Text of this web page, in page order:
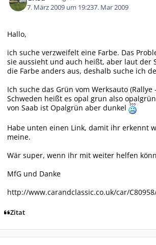
7. März 2009 um 19:237. Mar 2009
Hallo,
ich suche verzweifelt eine Farbe. Das
sie aussieht und auch heißt, aber laut der
die Farbe anders aus, deshalb suche ich
Ich suche das Grün vom Werksauto
Schweden heißt es opal grun also
von Saab ist Opalgrün aber dunkel
Habe unten einen Link, damit ihr erkennt
meine.
Wär super, wenn ihr mit weiter helfen
MfG und Danke
http://www.carandclassic.co.uk/car/
Zitat